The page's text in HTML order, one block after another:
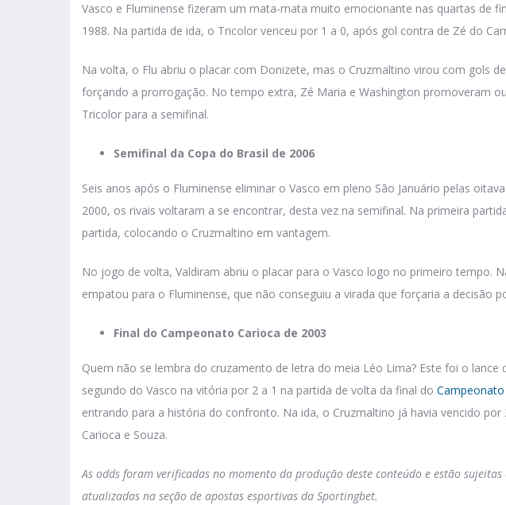
Vasco e Fluminense fizeram um mata-mata muito emocionante nas quartas de
1988. Na partida de ida, o Tricolor venceu por 1 a 0, após gol contra de Zé do
Na volta, o Flu abriu o placar com Donizete, mas o Cruzmaltino virou com gols
forçando a prorrogação. No tempo extra, Zé Maria e Washington promoveram
Tricolor para a semifinal.
Semifinal da Copa do Brasil de 2006
Seis anos após o Fluminense eliminar o Vasco em pleno São Januário pelas
2000, os rivais voltaram a se encontrar, desta vez na semifinal. Na primeira
partida, colocando o Cruzmaltino em vantagem.
No jogo de volta, Valdiram abriu o placar para o Vasco logo no primeiro tempo.
empatou para o Fluminense, que não conseguiu a virada que forçaria a decisão
Final do Campeonato Carioca de 2003
Quem não se lembra do cruzamento de letra do meia Léo Lima? Este foi o lance
segundo do Vasco na vitória por 2 a 1 na partida de volta da final do
entrando para a história do confronto. Na ida, o Cruzmaltino já havia vencido
Carioca e Souza.
As odds foram verificadas no momento da produção deste conteúdo e estão
atualizadas na seção de apostas esportivas da Sportingbet.